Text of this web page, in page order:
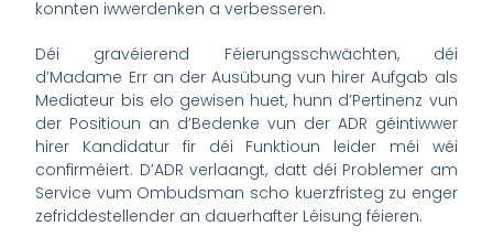
konnten iwwerdenken a verbesseren.
Déi gravéierend Féierungsschwächten, déi
d’Madame Err an der Ausübung vun hirer Aufgab als
Mediateur bis elo gewisen huet, hunn d’Pertinenz vun
der Positioun an d’Bedenke vun der ADR géintiwwer
hirer Kandidatur fir déi Funktioun leider méi wéi
confirméiert. D’ADR verlaangt, datt déi Problemer am
Service vum Ombudsman scho kuerzfristeg zu enger
zefriddestellender an dauerhafter Léisung féieren.